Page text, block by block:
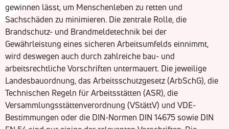
gewinnen lässt, um Menschenleben zu retten und
Sachschäden zu minimieren. Die zentrale Rolle, die
Brandschutz- und Brandmeldetechnik bei der
Gewährleistung eines sicheren Arbeitsumfelds einnimmt,
wird deswegen auch durch zahlreiche bau- und
arbeitsrechtliche Vorschriften untermauert. Die jeweilige
Landesbauordnung, das Arbeitsschutzgesetz (ArbSchG), die
Technischen Regeln für Arbeitsstätten (ASR), die
Versammlungsstättenverordnung (VStättV) und VDE-
Bestimmungen oder die DIN-Normen DIN 14675 sowie DIN